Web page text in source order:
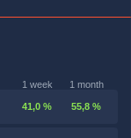
1 week 1 month
41,0 % 55,8 %